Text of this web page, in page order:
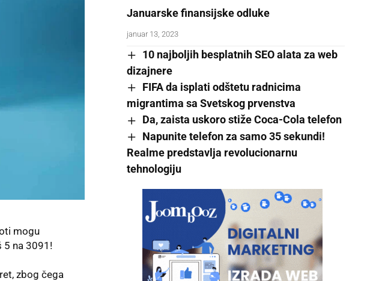
mogu
5 na 3091!
zbog čega
Januarske finansijske odluke
januar 13, 2023
10 najbolјih besplatnih SEO alata za web
dizajnere
FIFA da isplati odštetu radnicima
migrantima sa Svetskog prvenstva
Da, zaista uskoro stiže Coca-Cola telefon
Napunite telefon za samo 35 sekundi!
Realme predstavlja revolucionarnu
tehnologiju